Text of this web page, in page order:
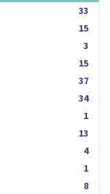
33
15
3
15
37
34
1
13
4
1
8